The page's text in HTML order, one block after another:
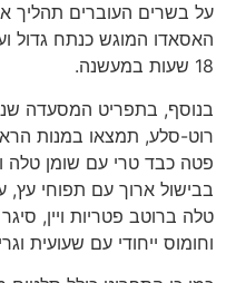
על בשרים העוברים תהליך
בנוסף, בתפריט המסעדה
רוט-סלע, תמצאו במנות
פטה כבד טרי עם שומן טלה
בבישול ארוך עם תפוחי עץ,
טלה ברוטב פטריות ויין, סיגר
וחומוס ייחודי עם שעועית